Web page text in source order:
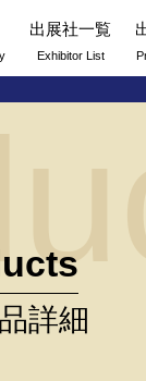
出展社一覧
Exhibitor List
詳細